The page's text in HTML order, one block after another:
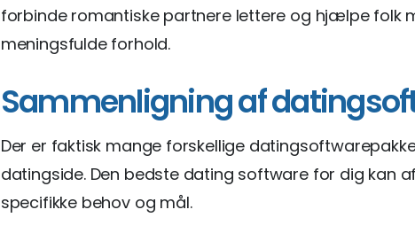
forbinde romantiske partnere lettere og hjælpe folk
meningsfulde forhold.
Sammenligning af
Der er faktisk mange forskellige
datingside. Den bedste dating software for dig kan
specifikke behov og mål.